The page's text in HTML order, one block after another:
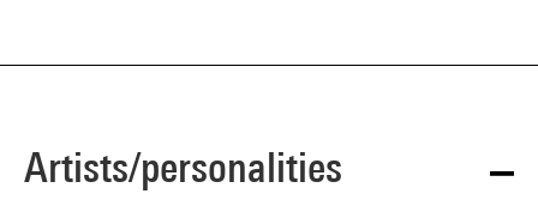
Artists/personalities